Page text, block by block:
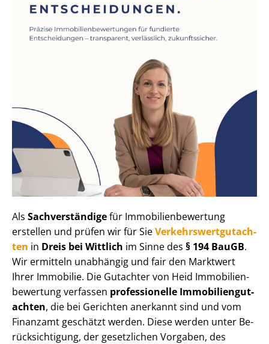
Als Sachverständigefür Im­mo­bi­li­en­be­wer­tung
erstellen und prüfen wir für SieVer­kehrs­wert­gut­ach­
ten in Dreis bei Wittlich im Sinne des § 194 BauGB.
Wir ermitteln unabhängig und fair den Marktwert
Ihrer Immobilie. Die Gutachter von Heid Im­mo­bi­li­en­
be­wer­tung verfassen professionelle Im­mo­bi­li­en­gut­
ach­ten, die bei Gerichten anerkannt sind und vom
Finanzamt geschätzt werden. Diese werden unter Be­
rück­sich­ti­gung, der gesetzlichen Vorgaben, des